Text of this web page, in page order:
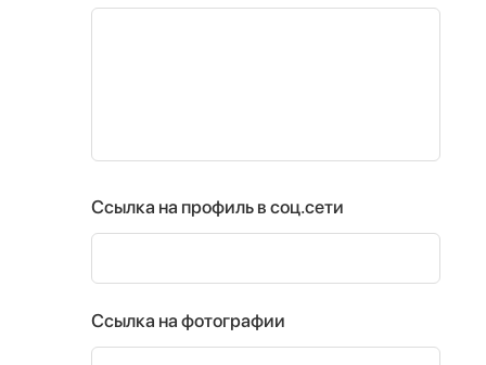
Ссылка на профиль в соц.сети
Ссылка на фотографии